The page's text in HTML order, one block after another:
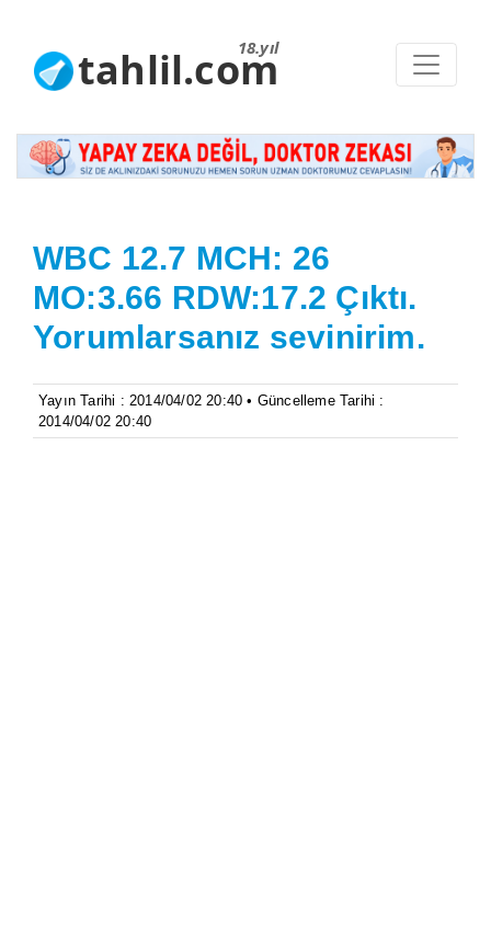
18.yıl
tahlil.com
WBC 12.7 MCH: 26
MO:3.66 RDW:17.2 Çıktı.
Yorumlarsanız sevinirim.
Yayın Tarihi : 2014/04/02 20:40 • Güncelleme Tarihi :
2014/04/02 20:40